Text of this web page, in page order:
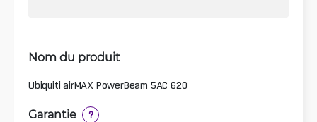
Nom du produit
Ubiquiti airMAX PowerBeam 5AC 620
Garantie ?